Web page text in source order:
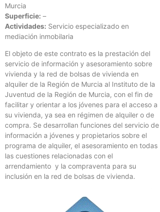
Murcia
Superficie: –
Actividades: Servicio especializado en
mediación inmobilaria
El objeto de este contrato es la prestación del
servicio de información y asesoramiento sobre
vivienda y la red de bolsas de vivienda en
alquiler de la Región de Murcia al Instituto de la
Juventud de la Región de Murcia, con el fin de
facilitar y orientar a los jóvenes para el acceso a
su vivienda, ya sea en régimen de alquiler o de
compra. Se desarrollan funciones del servicio de
información a jóvenes y propietarios sobre el
programa de alquiler, el asesoramiento en todas
las cuestiones relacionadas con el
arrendamiento y la compraventa para su
inclusión en la red de bolsas de vivienda.